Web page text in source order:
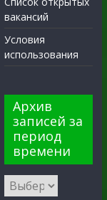
вакансий
Условия
использования
Архив
записей за
период
времени